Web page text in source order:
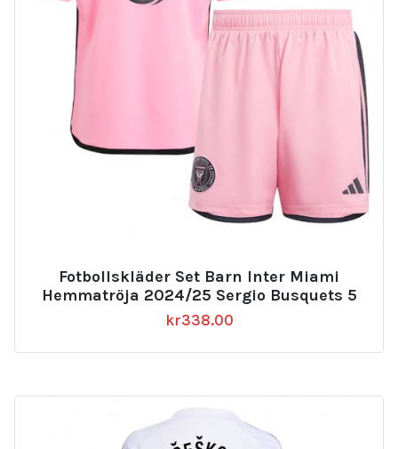
Fotbollskläder Set Barn Inter Miami
Hemmatröja 2024/25 Sergio Busquets 5
kr338.00